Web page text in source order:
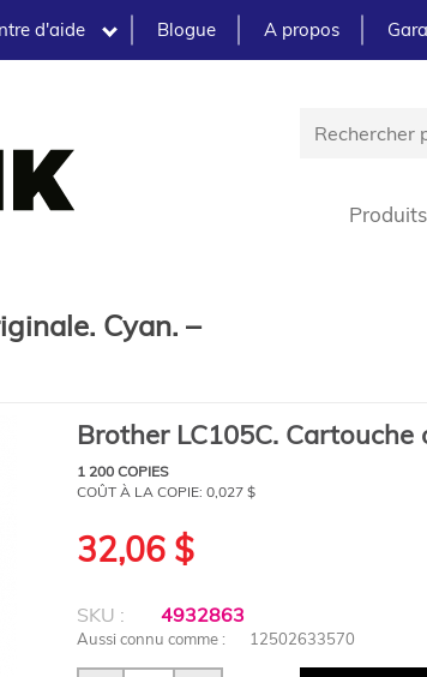
d'aide Blogue A propos
Produits
Cyan. –
Brother LC105C. Cartouche
1 200 COPIES
COÛT À LA COPIE:0,027 $
32,06 $
SKU : 4932863
Aussi connu comme : 12502633570